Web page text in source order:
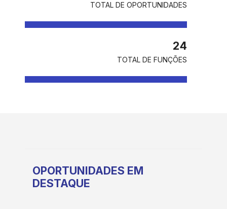
TOTAL DE OPORTUNIDADES
24
TOTAL DE FUNÇÕES
OPORTUNIDADES EM
DESTAQUE